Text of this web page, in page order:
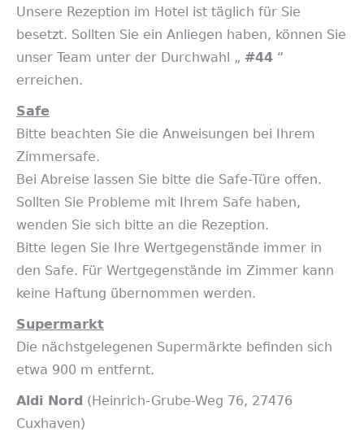
Unsere Rezeption im Hotel ist täglich für Sie
besetzt. Sollten Sie ein Anliegen haben, können Sie
unser Team unter der Durchwahl „ #44 “
erreichen.
Safe
Bitte beachten Sie die Anweisungen bei Ihrem
Zimmersafe.
Bei Abreise lassen Sie bitte die Safe-Türe offen.
Sollten Sie Probleme mit Ihrem Safe haben,
wenden Sie sich bitte an die Rezeption.
Bitte legen Sie Ihre Wertgegenstände immer in
den Safe. Für Wertgegenstände im Zimmer kann
keine Haftung übernommen werden.
Supermarkt
Die nächstgelegenen Supermärkte befinden sich
etwa 900 m entfernt.
Aldi Nord (Heinrich-Grube-Weg 76, 27476
Cuxhaven)